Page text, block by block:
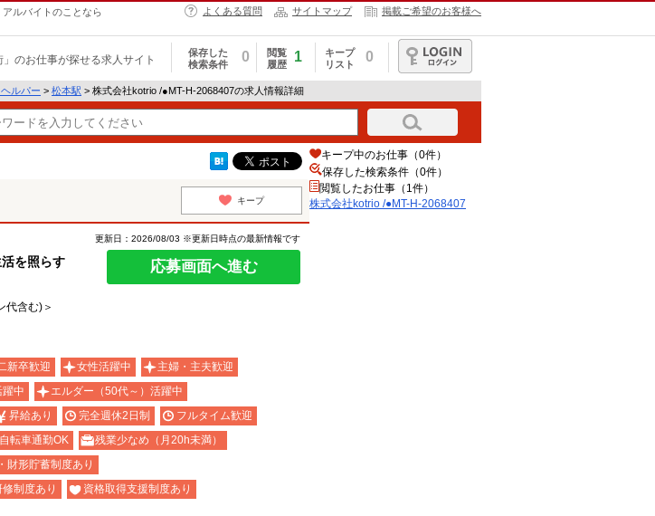
ルバイトのことなら
よくある質問 サイトマップ 掲載ご希望のお客様へ
」のお仕事が探せる求人サイト
保存した
検索条件
0
閲覧
履歴
1
キープ
リスト
0
ログイン
ルパー > 松本駅 > 株式会社kotrio /●MT-H-2068407の求人情報詳細
キープ
を照らす
更新日：2026/08/03 ※更新日時点の最新情報です
応募画面へ進む
含む)＞
新卒歓迎 女性活躍中
主婦・主夫歓迎
躍中
エルダー（50代～）活躍中
昇給あり 完全週休2日制
フルタイム歓迎
自転車通勤OK
残業少なめ（月20h未満）
財形貯蓄制度あり
修制度あり 資格取得支援制度あり
キープ中のお仕事（0件）
保存した検索条件（0件）
閲覧したお仕事（1件）
株式会社kotrio /●MT-H-2068407